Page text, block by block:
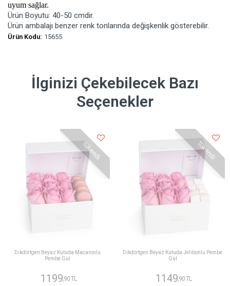
uyum sağlar.
Ürün Boyutu: 40-50 cmdir.
Ürün ambalajı benzer renk tonlarında değişkenlik gösterebilir.
Ürün Kodu: 15655
İlginizi Çekebilecek Bazı
Seçenekler
Tükendi
Dikdörtgen Beyaz Kutuda Macaronlu
Pembe Gül
1199 ,90 TL
Tükendi
Dikdörtgen Beyaz Kutuda Jelibonlu Pembe
Gül
1149 ,90 TL